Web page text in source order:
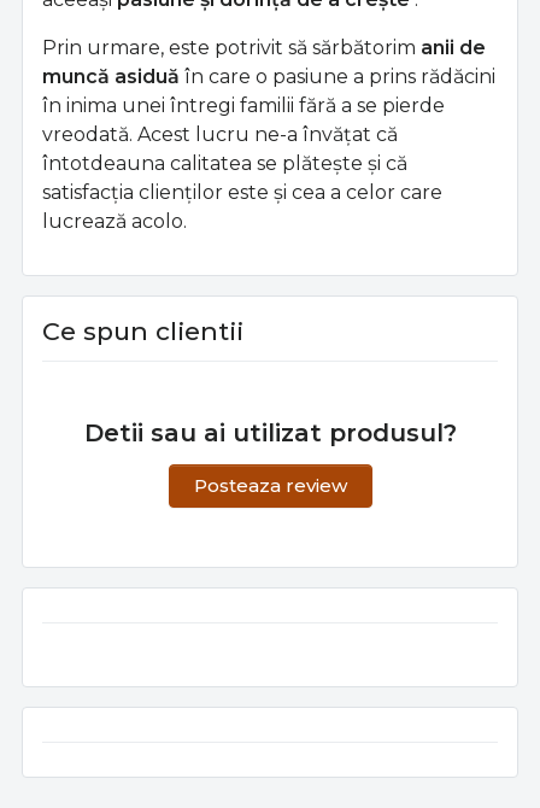
Prin urmare, este potrivit să sărbătorim anii de
muncă asiduă în care o pasiune a prins rădăcini
în inima unei întregi familii fără a se pierde
vreodată. Acest lucru ne-a învățat că
întotdeauna calitatea se plătește și că
satisfacția clienților este și cea a celor care
lucrează acolo.
Ce spun clientii
Detii sau ai utilizat produsul?
Posteaza review